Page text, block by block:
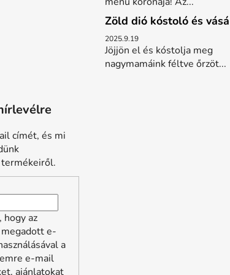
Zöld dió kóstoló és
2025.9.19
Jöjjön el és kóstolja meg
nagymamáink féltve őrzöt...
címét, és mi
hogy az
e-
a
e-mail
ajánlatokat